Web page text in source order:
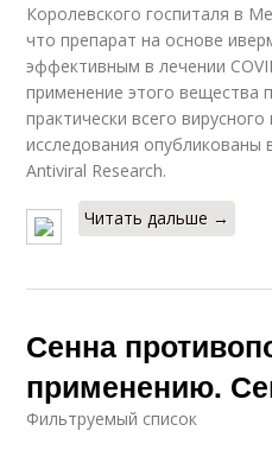
Королевского госпиталя в
что препарат на основе
эффективным в лечении
применение этого вещества
практически всего
исследования опубликованы
Antiviral Research.
Читать дальше →
Сенна
применению.
Фильтруемый список